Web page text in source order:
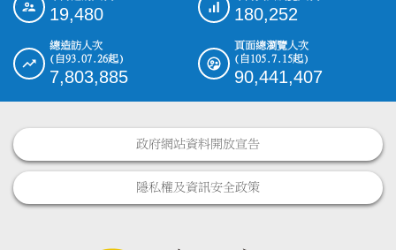
19,480 180,252
總造訪人次
(自93.07.26起)
7,803,885
頁面總瀏覽人次
(自105.7.15起)
90,441,407
政府網站資料開放宣告
隱私權及資訊安全政策